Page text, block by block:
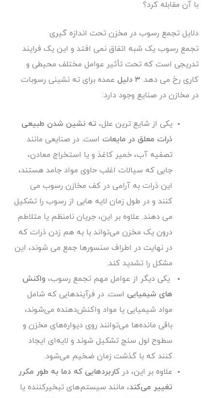
با آن مقابله کرد؟
دلایل تجمع رسوب در مخزن تحت اندازه گیری
تجمع رسوب یک شبه اتفاق نمی افتد و این یک فرایند
تدریجی است که تحت تأثیر عوامل مختلف محیطی و
کاری رخ می دهد. ۳ دلیل
عمده برای ته نشینی رسوبات
در مخازن در صنایع وجود دارد:
یکی از شایع ترین علل، ته نشین شدن طبیعی
ذرات معلق در مایعات است. در صنایعی مانند
تصفیه آب، خمیر کاغذ و یا استخراج معادن،
جایی که سیالات اغلب حاوی مواد جامد هستند،
این ذرات به آرامی در کف مخازن رسوب می
کنند و در طول زمان لایه هایی از رسوب را تشکیل
می دهند. علاوه بر این، جریان نامنظم یا متلاطم
درون یک مخزن می‌تواند با به هم زدن ذرات که
در نهایت در اطراف سنسورها جمع می شوند، این
مشکل را تشدید کند.
یکی دیگر از عوامل مهم تجمع رسوب، واکنش
های شیمیایی است. در فرآیندهایی که شامل
مواد شیمیایی یا مواد واکنش‌دهنده می‌شوند،
باقی مانده‌ها می‌توانند روی دیواره‌های مخزن و
سطوح لول سنج تشکیل شوند و لایه‌ای ایجاد
کنند که با گذشت زمان ضخیم می‌شود.
علاوه بر این، در کاربردهایی که دما به طور مکرر
تغییر می‌کند، مانند سیستم‌های تبخیرکننده یا